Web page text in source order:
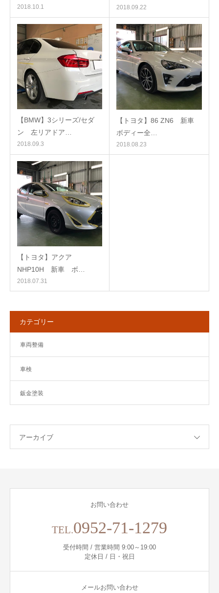
2018.10.1 2018.09.22
【BMW】3シリーズ/セダ
ン 左リアドア…
2018.09.3
【トヨタ】86 ZN6 新車
ボディー全…
2018.08.23
【トヨタ】アクア
NHP10H 新車 ボ…
2018.07.31
カテゴリー
車両整備
車検
鈑金塗装
アーカイブ
お問い合わせ
TEL.0952-71-1279
受付時間 / 営業時間 9:00～19:00
定休日 / 日・祝日
メールお問い合わせ